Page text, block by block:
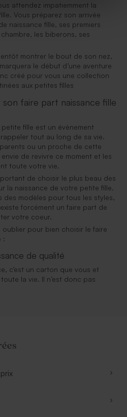
attendez impatiemment la
Vous préparez son arrivée
naissance fille, ses premiers
les biberons, ses
montrer le bout de son nez,
le début d’une aventure
créé pour vous une collection
aux petites filles
faire part naissance fille
petite fille est un évènement
tout au long de sa vie.
ou un proche de cette
de revivre ce moment et les
toute votre vie.
de choisir le plus beau des
la naissance de votre petite fille.
des modèles pour tous les styles,
forcément un faire part de
votre coeur.
pour bien choisir le faire
:
de qualité
c’est un carton que vous et
la vie. Il n’est donc pas